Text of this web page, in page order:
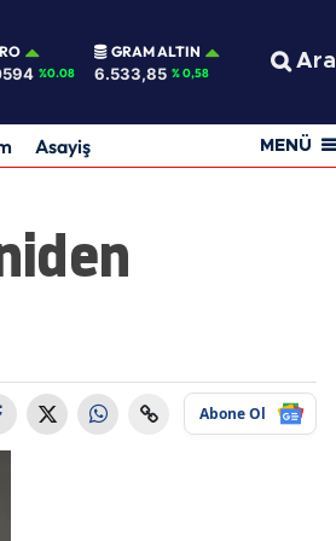
%0.08
GRAM ALTIN
6.533,85 % 0,58 Ara
Asayiş MENÜ
Abone Ol